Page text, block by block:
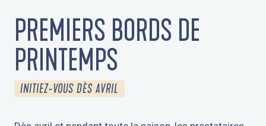
PREMIERS BORDS DE
PRINTEMPS
INITIEZ-VOUS DÈS AVRIL